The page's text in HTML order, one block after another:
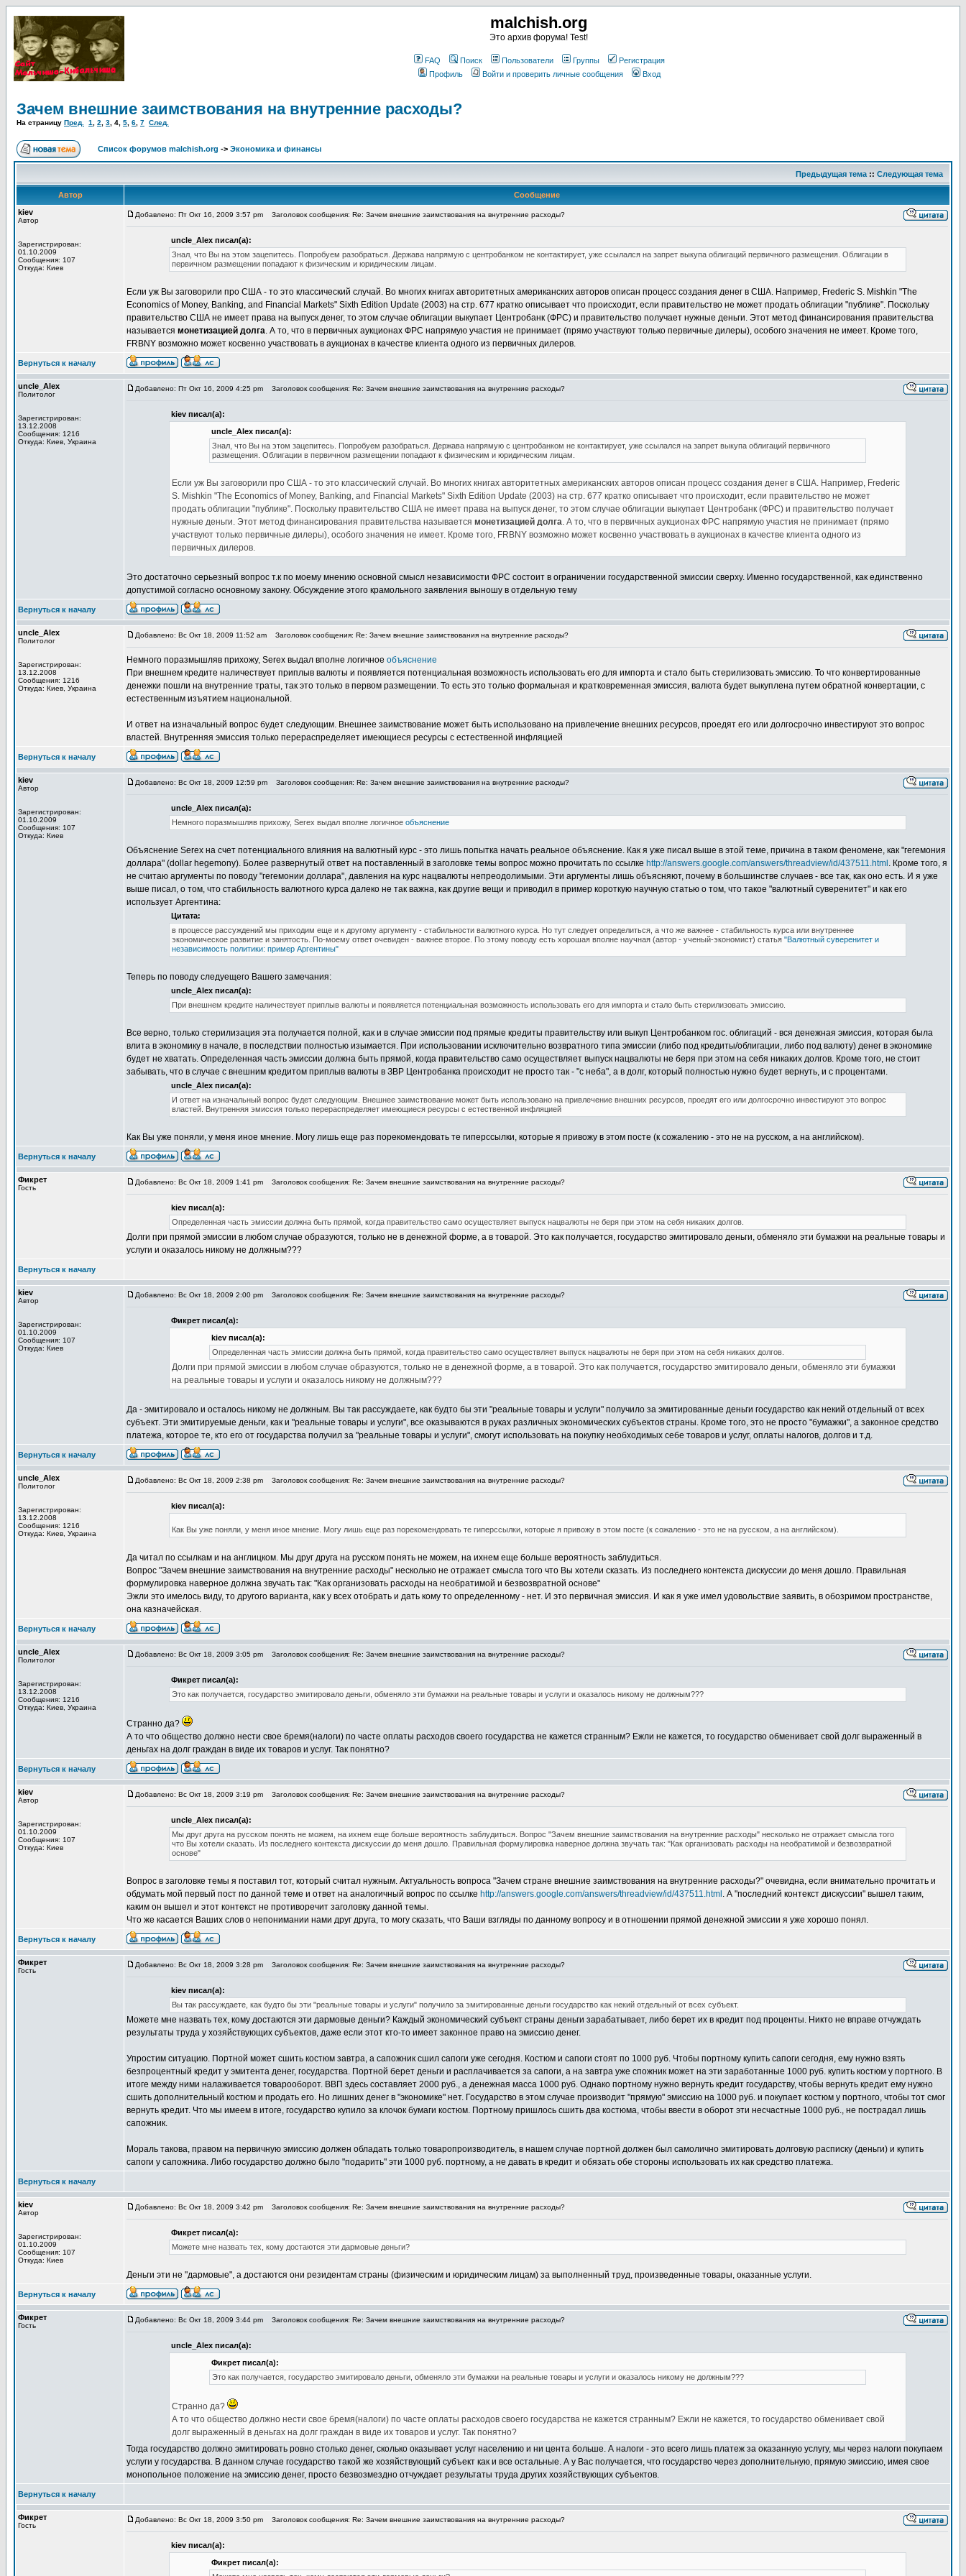
malchish.org
Это архив форума! Test!
FAQ Поиск Пользователи Группы
Регистрация
Профиль
Войти и проверить личные сообщения Вход
Зачем внешние заимствования на внутренние расходы?
На страницу Пред. 1 2 3 4 5 6 7 След.
Список форумов malchish.org -> Экономика и финансы
Предыдущая тема :: Следующая тема
Автор
Сообщение
kiev
Автор
Зарегистрирован:
01.10.2009
Сообщения: 107
Откуда: Киев
Добавлено: Пт Окт 16, 2009 3:57 pm Заголовок сообщения: Re: Зачем внешние заимствования на внутренние расходы?
uncle_Alex писал(а):
Знал, что Вы на этом зацепитесь. Попробуем разобраться. Держава напрямую с центробанком не контактирует, уже ссылался на запрет выкупа облигаций первичного размещения. Облигации в
первичном размещении попадают к физическим и юридическим лицам.
Если уж Вы заговорили про США - то это классический случай. Во многих книгах авторитетных американских авторов описан процесс создания денег в США. Например, Frederic S. Mishkin "The
Economics of Money, Banking, and Financial Markets" Sixth Edition Update (2003) на стр. 677 кратко описывает что происходит, если правительство не может продать облигации "публике". Поскольку
правительство США не имеет права на выпуск денег, то этом случае облигации выкупает Центробанк (ФРС) и правительство получает нужные деньги. Этот метод финансирования правительства
называется монетизацией долга. А то, что в первичных аукционах ФРС напрямую участия не принимает (прямо участвуют только первичные дилеры), особого значения не имеет. Кроме того,
FRBNY возможно может косвенно участвовать в аукционах в качестве клиента одного из первичных дилеров.
Вернуться к началу
uncle_Alex
Политолог
Зарегистрирован:
13.12.2008
Сообщения: 1216
Откуда: Киев, Украина
Добавлено: Пт Окт 16, 2009 4:25 pm Заголовок сообщения: Re: Зачем внешние заимствования на внутренние расходы?
kiev писал(а):
uncle_Alex писал(а):
Знал, что Вы на этом зацепитесь. Попробуем разобраться. Держава напрямую с центробанком не контактирует, уже ссылался на запрет выкупа облигаций первичного
размещения. Облигации в первичном размещении попадают к физическим и юридическим лицам.
Если уж Вы заговорили про США - то это классический случай. Во многих книгах авторитетных американских авторов описан процесс создания денег в США. Например, Frederic
S. Mishkin "The Economics of Money, Banking, and Financial Markets" Sixth Edition Update (2003) на стр. 677 кратко описывает что происходит, если правительство не может
продать облигации "публике". Поскольку правительство США не имеет права на выпуск денег, то этом случае облигации выкупает Центробанк (ФРС) и правительство получает
нужные деньги. Этот метод финансирования правительства называется монетизацией долга. А то, что в первичных аукционах ФРС напрямую участия не принимает (прямо
участвуют только первичные дилеры), особого значения не имеет. Кроме того, FRBNY возможно может косвенно участвовать в аукционах в качестве клиента одного из
первичных дилеров.
Это достаточно серьезный вопрос т.к по моему мнению основной смысл независимости ФРС состоит в ограничении государственной эмиссии сверху. Именно государственной, как единственно
допустимой согласно основному закону. Обсуждение этого крамольного заявления выношу в отдельную тему
Вернуться к началу
uncle_Alex
Политолог
Зарегистрирован:
13.12.2008
Сообщения: 1216
Откуда: Киев, Украина
Добавлено: Вс Окт 18, 2009 11:52 am Заголовок сообщения: Re: Зачем внешние заимствования на внутренние расходы?
Немного поразмышляв прихожу, Serex выдал вполне логичное объяснение
При внешнем кредите наличествует приплыв валюты и появляется потенциальная возможность использовать его для импорта и стало быть стерилизовать эмиссию. То что конвертированные
денежки пошли на внутренние траты, так это только в первом размещении. То есть это только формальная и кратковременная эмиссия, валюта будет выкуплена путем обратной конвертации, с
естественным изъятием национальной.
И ответ на изначальный вопрос будет следующим. Внешнее заимствование может быть использовано на привлечение внешних ресурсов, проедят его или долгосрочно инвестируют это вопрос
властей. Внутренняя эмиссия только перераспределяет имеющиеся ресурсы с естественной инфляцией
Вернуться к началу
kiev
Автор
Зарегистрирован:
01.10.2009
Сообщения: 107
Откуда: Киев
Добавлено: Вс Окт 18, 2009 12:59 pm Заголовок сообщения: Re: Зачем внешние заимствования на внутренние расходы?
uncle_Alex писал(а):
Немного поразмышляв прихожу, Serex выдал вполне логичное объяснение
Объяснение Serex на счет потенциального влияния на валютный курс - это лишь попытка начать реальное объяснение. Как я уже писал выше в этой теме, причина в таком феномене, как "гегемония
доллара" (dollar hegemony). Более развернутый ответ на поставленный в заголовке темы вопрос можно прочитать по ссылке http://answers.google.com/answers/threadview/id/437511.html . Кроме того, я
не считаю аргументы по поводу "гегемонии доллара", давления на курс нацвалюты непреодолимыми. Эти аргументы лишь объясняют, почему в большинстве случаев - все так, как оно есть. И я уже
выше писал, о том, что стабильность валютного курса далеко не так важна, как другие вещи и приводил в пример короткую научную статью о том, что такое "валютный суверенитет" и как его
использует Аргентина:
Цитата:
в процессе рассуждений мы приходим еще и к другому аргументу - стабильности валютного курса. Но тут следует определиться, а что же важнее - стабильность курса или внутреннее
экономическое развитие и занятость. По-моему ответ очевиден - важнее второе. По этому поводу есть хорошая вполне научная (автор - ученый-экономист) статья "Валютный суверенитет и
независимость политики: пример Аргентины"
Теперь по поводу следуещего Вашего замечания:
uncle_Alex писал(а):
При внешнем кредите наличествует приплыв валюты и появляется потенциальная возможность использовать его для импорта и стало быть стерилизовать эмиссию.
Все верно, только стерилизация эта получается полной, как и в случае эмиссии под прямые кредиты правительству или выкуп Центробанком гос. облигаций - вся денежная эмиссия, которая была
влита в экономику в начале, в последствии полностью изымается. При использовании исключительно возвратного типа эмиссии (либо под кредиты/облигации, либо под валюту) денег в экономике
будет не хватать. Определенная часть эмиссии должна быть прямой, когда правительство само осуществляет выпуск нацвалюты не беря при этом на себя никаких долгов. Кроме того, не стоит
забывать, что в случае с внешним кредитом приплыв валюты в ЗВР Центробанка происходит не просто так - "с неба", а в долг, который полностью нужно будет вернуть, и с процентами.
uncle_Alex писал(а):
И ответ на изначальный вопрос будет следующим. Внешнее заимствование может быть использовано на привлечение внешних ресурсов, проедят его или долгосрочно инвестируют это вопрос
властей. Внутренняя эмиссия только перераспределяет имеющиеся ресурсы с естественной инфляцией
Как Вы уже поняли, у меня иное мнение. Могу лишь еще раз порекомендовать те гиперссылки, которые я привожу в этом посте (к сожалению - это не на русском, а на английском).
Вернуться к началу
Фикрет
Гость
Добавлено: Вс Окт 18, 2009 1:41 pm Заголовок сообщения: Re: Зачем внешние заимствования на внутренние расходы?
kiev писал(а):
Определенная часть эмиссии должна быть прямой, когда правительство само осуществляет выпуск нацвалюты не беря при этом на себя никаких долгов.
Долги при прямой эмиссии в любом случае образуются, только не в денежной форме, а в товарой. Это как получается, государство эмитировало деньги, обменяло эти бумажки на реальные товары и
услуги и оказалось никому не должным???
Вернуться к началу
kiev
Автор
Зарегистрирован:
01.10.2009
Сообщения: 107
Откуда: Киев
Добавлено: Вс Окт 18, 2009 2:00 pm Заголовок сообщения: Re: Зачем внешние заимствования на внутренние расходы?
Фикрет писал(а):
kiev писал(а):
Определенная часть эмиссии должна быть прямой, когда правительство само осуществляет выпуск нацвалюты не беря при этом на себя никаких долгов.
Долги при прямой эмиссии в любом случае образуются, только не в денежной форме, а в товарой. Это как получается, государство эмитировало деньги, обменяло эти бумажки
на реальные товары и услуги и оказалось никому не должным???
Да - эмитировало и осталось никому не должным. Вы так рассуждаете, как будто бы эти "реальные товары и услуги" получило за эмитированные деньги государство как некий отдельный от всех
субъект. Эти эмитируемые деньги, как и "реальные товары и услуги", все оказываются в руках различных экономических субъектов страны. Кроме того, это не просто "бумажки", а законное средство
платежа, которое те, кто его от государства получил за "реальные товары и услуги", смогут использовать на покупку необходимых себе товаров и услуг, оплаты налогов, долгов и т.д.
Вернуться к началу
uncle_Alex
Политолог
Зарегистрирован:
13.12.2008
Сообщения: 1216
Откуда: Киев, Украина
Добавлено: Вс Окт 18, 2009 2:38 pm Заголовок сообщения: Re: Зачем внешние заимствования на внутренние расходы?
kiev писал(а):
Как Вы уже поняли, у меня иное мнение. Могу лишь еще раз порекомендовать те гиперссылки, которые я привожу в этом посте (к сожалению - это не на русском, а на английском).
Да читал по ссылкам и на англицком. Мы друг друга на русском понять не можем, на ихнем еще больше вероятность заблудиться.
Вопрос "Зачем внешние заимствования на внутренние расходы" несколько не отражает смысла того что Вы хотели сказать. Из последнего контекста дискуссии до меня дошло. Правильная
формулировка наверное должна звучать так: "Как организовать расходы на необратимой и безвозвратной основе"
Эжли это имелось виду, то другого варианта, как у всех отобрать и дать кому то определенному - нет. И это первичная эмиссия. И как я уже имел удовольствие заявить, в обозримом пространстве,
она казначейская.
Вернуться к началу
uncle_Alex
Политолог
Зарегистрирован:
13.12.2008
Сообщения: 1216
Откуда: Киев, Украина
Добавлено: Вс Окт 18, 2009 3:05 pm Заголовок сообщения: Re: Зачем внешние заимствования на внутренние расходы?
Фикрет писал(а):
Это как получается, государство эмитировало деньги, обменяло эти бумажки на реальные товары и услуги и оказалось никому не должным???
Странно да?
А то что общество должно нести свое бремя(налоги) по часте оплаты расходов своего государства не кажется странным? Ежли не кажется, то государство обменивает свой долг выраженный в
деньгах на долг граждан в виде их товаров и услуг. Так понятно?
Вернуться к началу
kiev
Автор
Зарегистрирован:
01.10.2009
Сообщения: 107
Откуда: Киев
Добавлено: Вс Окт 18, 2009 3:19 pm Заголовок сообщения: Re: Зачем внешние заимствования на внутренние расходы?
uncle_Alex писал(а):
Мы друг друга на русском понять не можем, на ихнем еще больше вероятность заблудиться. Вопрос "Зачем внешние заимствования на внутренние расходы" несколько не отражает смысла того
что Вы хотели сказать. Из последнего контекста дискуссии до меня дошло. Правильная формулировка наверное должна звучать так: "Как организовать расходы на необратимой и безвозвратной
основе"
Вопрос в заголовке темы я поставил тот, который считал нужным. Актуальность вопроса "Зачем стране внешние заимствования на внутренние расходы?" очевидна, если внимательно прочитать и
обдумать мой первый пост по данной теме и ответ на аналогичный вопрос по ссылке http://answers.google.com/answers/threadview/id/437511.html . А "последний контекст дискуссии" вышел таким,
каким он вышел и этот контекст не противоречит заголовку данной темы.
Что же касается Ваших слов о непонимании нами друг друга, то могу сказать, что Ваши взгляды по данному вопросу и в отношении прямой денежной эмиссии я уже хорошо понял.
Вернуться к началу
Фикрет
Гость
Добавлено: Вс Окт 18, 2009 3:28 pm Заголовок сообщения: Re: Зачем внешние заимствования на внутренние расходы?
kiev писал(а):
Вы так рассуждаете, как будто бы эти "реальные товары и услуги" получило за эмитированные деньги государство как некий отдельный от всех субъект.
Можете мне назвать тех, кому достаются эти дармовые деньги? Каждый экономический субъект страны деньги зарабатывает, либо берет их в кредит под проценты. Никто не вправе отчуждать
результаты труда у хозяйствующих субъектов, даже если этот кто-то имеет законное право на эмиссию денег.
Упростим ситуацию. Портной может сшить костюм завтра, а сапожник сшил сапоги уже сегодня. Костюм и сапоги стоят по 1000 руб. Чтобы портному купить сапоги сегодня, ему нужно взять
безпроцентный кредит у эмитента денег, государства. Портной берет деньги и расплачивается за сапоги, а на завтра уже спожник может на эти заработанные 1000 руб. купить костюм у портного. В
итоге между ними налаживается товарооборот. ВВП здесь составляет 2000 руб., а денежная масса 1000 руб. Однако портному нужно вернуть кредит государству, чтобы вернуть кредит ему нужно
сшить дополнительный костюм и продать его. Но лишних денег в "экономике" нет. Государство в этом случае производит "прямую" эмиссию на 1000 руб. и покупает костюм у портного, чтобы тот смог
вернуть кредит. Что мы имеем в итоге, государство купило за клочок бумаги костюм. Портному пришлось сшить два костюма, чтобы ввести в оборот эти несчастные 1000 руб., не пострадал лишь
сапожник.
Мораль такова, правом на первичную эмиссию должен обладать только товаропроизводитель, в нашем случае портной должен был самолично эмитировать долговую расписку (деньги) и купить
сапоги у сапожника. Либо государство должно было "подарить" эти 1000 руб. портному, а не давать в кредит и обязать обе стороны использовать их как средство платежа.
Вернуться к началу
kiev
Автор
Зарегистрирован:
01.10.2009
Сообщения: 107
Откуда: Киев
Добавлено: Вс Окт 18, 2009 3:42 pm Заголовок сообщения: Re: Зачем внешние заимствования на внутренние расходы?
Фикрет писал(а):
Можете мне назвать тех, кому достаются эти дармовые деньги?
Деньги эти не "дармовые", а достаются они резидентам страны (физическим и юридическим лицам) за выполненный труд, произведенные товары, оказанные услуги.
Вернуться к началу
Фикрет
Гость
Добавлено: Вс Окт 18, 2009 3:44 pm Заголовок сообщения: Re: Зачем внешние заимствования на внутренние расходы?
uncle_Alex писал(а):
Фикрет писал(а):
Это как получается, государство эмитировало деньги, обменяло эти бумажки на реальные товары и услуги и оказалось никому не должным???
Странно да?
А то что общество должно нести свое бремя(налоги) по часте оплаты расходов своего государства не кажется странным? Ежли не кажется, то государство обменивает свой
долг выраженный в деньгах на долг граждан в виде их товаров и услуг. Так понятно?
Тогда государство должно эмитировать ровно столько денег, сколько оказывает услуг населению и ни цента больше. А налоги - это всего лишь платеж за оказанную услугу, мы через налоги покупаем
услуги у государства. В данном случае государство такой же хозяйствующий субъект как и все остальные. А у Вас получается, что государство через дополнительную, прямую эмиссию, имея свое
монопольное положение на эмиссию денег, просто безвозмездно отчуждает результаты труда других хозяйствующих субъектов.
Вернуться к началу
Фикрет
Гость
Добавлено: Вс Окт 18, 2009 3:50 pm Заголовок сообщения: Re: Зачем внешние заимствования на внутренние расходы?
kiev писал(а):
Фикрет писал(а):